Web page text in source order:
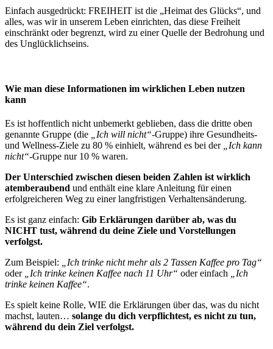
Einfach ausgedrückt: FREIHEIT ist die „Heimat des Glücks“, und
alles, was wir in unserem Leben einrichten, das diese Freiheit
einschränkt oder begrenzt, wird zu einer Quelle der Bedrohung und
des Unglücklichseins.
Wie man diese Informationen im wirklichen Leben nutzen
kann
Es ist hoffentlich nicht unbemerkt geblieben, dass die dritte oben
genannte Gruppe (die
„Ich will nicht“-Gruppe) ihre Gesundheits-
und Wellness-Ziele zu 80 % einhielt, während es bei der
„Ich kann
nicht“-Gruppe nur 10 % waren.
Der Unterschied zwischen diesen beiden Zahlen ist wirklich
atemberaubend und enthält eine klare Anleitung für einen
erfolgreicheren Weg zu einer langfristigen Verhaltensänderung.
Es ist ganz einfach: Gib Erklärungen darüber ab, was du
NICHT tust, während du deine Ziele und Vorstellungen
verfolgst.
Zum Beispiel:
„Ich trinke nicht mehr als 2 Tassen Kaffee pro Tag“
oder
„Ich trinke keinen Kaffee nach 11 Uhr“ oder einfach
„Ich
trinke keinen Kaffee“.
Es spielt keine Rolle, WIE die Erklärungen über das, was du nicht
machst, lauten… solange du dich verpflichtest, es nicht zu tun,
während du dein Ziel verfolgst.